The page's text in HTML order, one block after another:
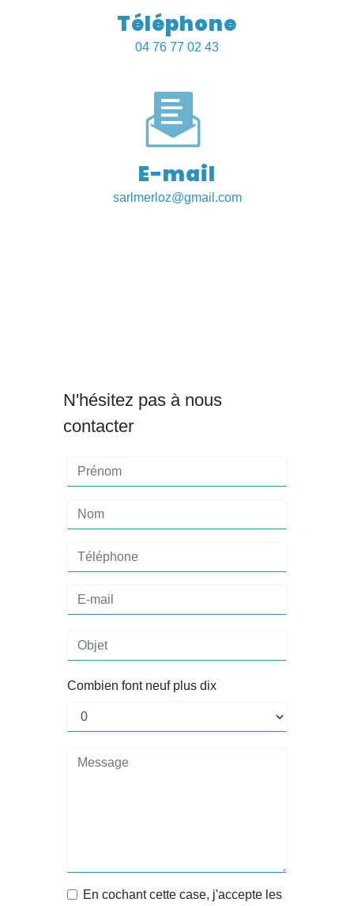
Téléphone
04 76 77 02 43
E-mail
sarlmerloz@gmail.com
N'hésitez pas à nous
contacter
Combien font neuf plus dix
En cochant cette case, j'accepte les